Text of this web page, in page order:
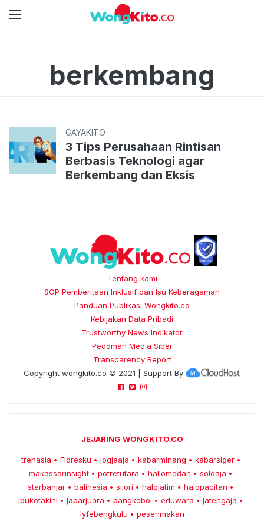
berkembang
GAYAKITO
3 Tips Perusahaan Rintisan
Berbasis Teknologi agar
Berkembang dan Eksis
Tentang kami
SOP Pemberitaan Inklusif dan Isu Keberagaman
Panduan Publikasi Wongkito.co
Kebijakan Data Pribadi
Trustworthy News Indikator
Pedoman Media Siber
Transparency Report
Copyright wongkito.co © 2021 | Support By
JEJARING WONGKITO.CO
trenasia • Floresku • jogjaaja • kabarminang • kabarsiger •
makassarinsight • potretutara • hallomedan • soloaja •
starbanjar • balinesia • sijori • halojatim • halopacitan •
ibukotakini • jabarjuara • bangkoboi • eduwara • jatengaja •
lyfebengkulu • pesenmakan